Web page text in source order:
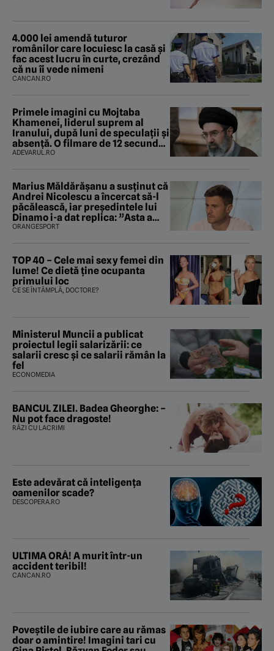
4.000 lei amendă tuturor
românilor care locuiesc la casă și
fac acest lucru în curte, crezând
că nu îi vede nimeni
CANCAN.RO
Primele imagini cu Mojtaba
Khamenei, liderul suprem al
Iranului, după luni de speculații și
absență. O filmare de 12 secunde
ridică noi întrebări
ADEVARUL.RO
Marius Măldărăşanu a susţinut că
Andrei Nicolescu a încercat să-l
păcălească, iar preşedintele lui
Dinamo i-a dat replica: ”Asta a
fost istoria”
ORANGESPORT
TOP 40 – Cele mai sexy femei din
lume! Ce dietă ține ocupanta
primului loc
CE SE ÎNTÂMPLĂ, DOCTORE?
Ministerul Muncii a publicat
proiectul legii salarizării: ce
salarii cresc și ce salarii rămân la
fel
ECONOMEDIA
BANCUL ZILEI. Badea Gheorghe: –
Nu pot face dragoste!
RÂZI CU LACRIMI
Este adevărat că inteligența
oamenilor scade?
DESCOPERA.RO
ULTIMA ORĂ! A murit într-un
accident teribil!
CANCAN.RO
Poveştile de iubire care au rămas
doar o amintire! Imagini tari cu